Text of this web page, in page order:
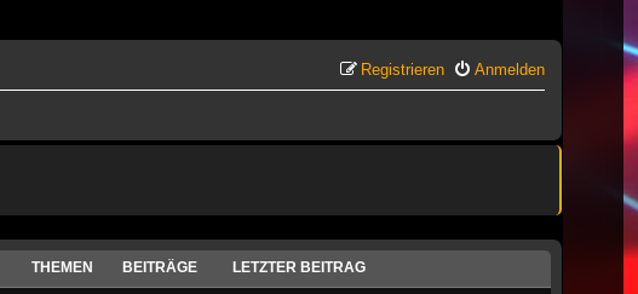
Anmelden
Registrieren
THEMEN BEITRÄGE LETZTER BEITRAG